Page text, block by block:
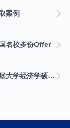
案例
名校多份Offer
上海财经大学经济学背景成功斩获爱丁堡大学经济学硕士录取